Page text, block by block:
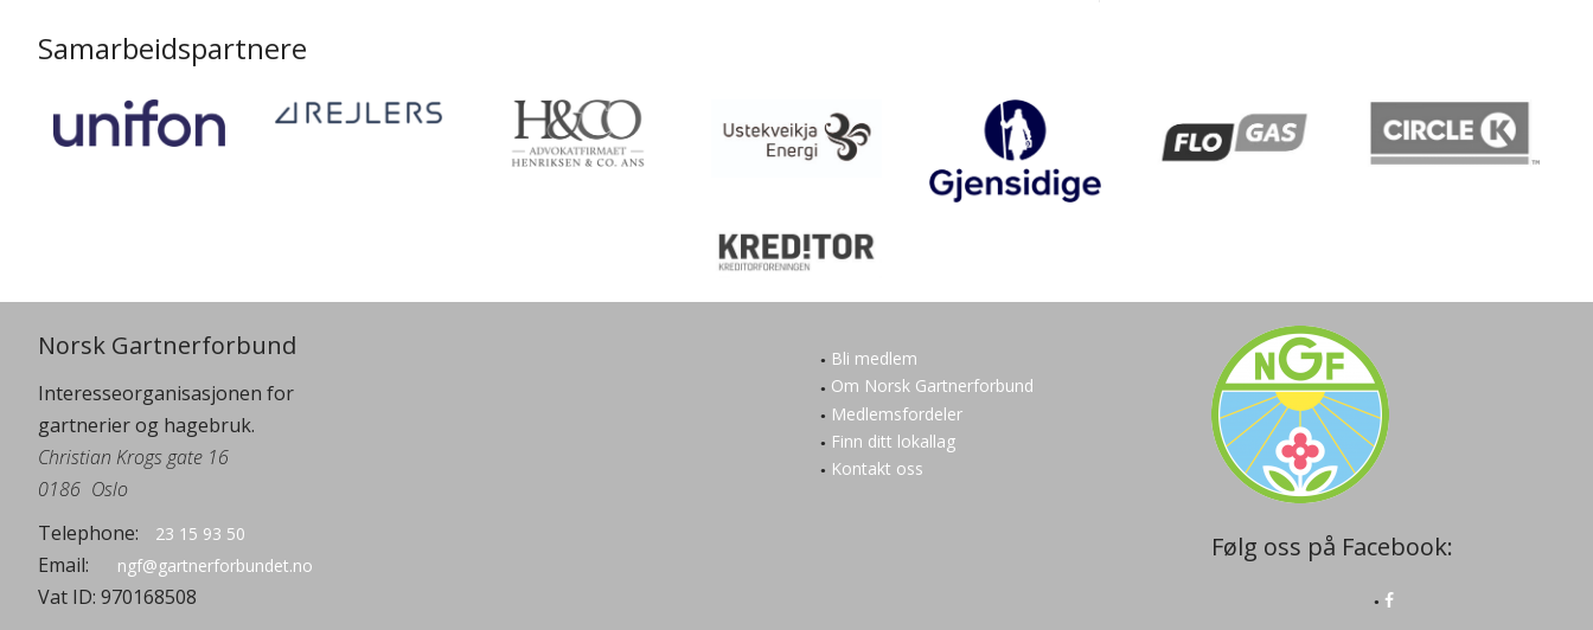
Samarbeidspartnere
Norsk Gartnerforbund
Interesseorganisasjonen for
gartnerier og hagebruk.
Christian Krogs gate 16
0186 Oslo
Telephone:
23 15 93 50
Email: ngf@gartnerforbundet.no
Vat ID: 970168508
Bli medlem
Om Norsk Gartnerforbund
Medlemsfordeler
Finn ditt lokallag
Kontakt oss
Følg oss på Facebook: